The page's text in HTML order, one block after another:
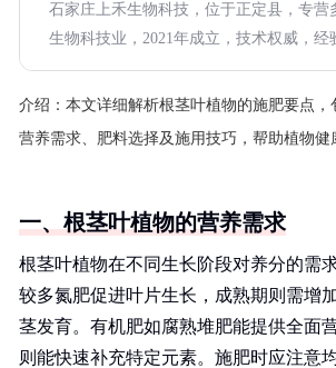
石家庄上禾生物科技，位于正定县，专营
生物科技业，2021年成立，技术权威，经
介绍： 本文详细解析根茎叶植物的施肥要点，
营养需求、肥料选择及施用技巧，帮助植物健
一、根茎叶植物的营养需求
根茎叶植物在不同生长阶段对养分的需
较多氮肥促进叶片生长，成熟期则需增
茎发育。有机肥如腐熟堆肥能提供全面
则能快速补充特定元素。施肥时应注意